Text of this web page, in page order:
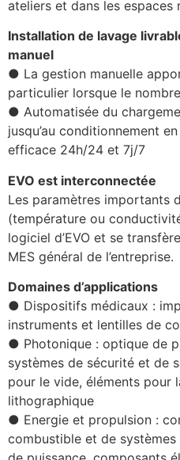
ateliers et dans les espaces
Installation de lavage
manuel
● La gestion manuelle
particulier lorsque le
● Automatisée du
jusqu’au conditionnement
efficace 24h/24 et 7j/7
EVO est interconnectée
Les paramètres importants
(température ou
logiciel d’EVO et se
MES général de l’entreprise.
Domaines d’applications
● Dispositifs médicaux :
instruments et lentilles de
● Photonique : optique de
systèmes de sécurité et de
pour le vide, éléments pour
lithographique
● Energie et propulsion :
combustible et de